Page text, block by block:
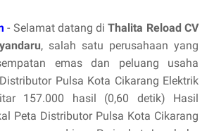
- Selamat datang diThalita Reload CV
, salah satu perusahaan yang
emas dan peluang usaha
Pulsa Kota Cikarang Elektrik
157.000 hasil (0,60 detik) Hasil
Peta Distributor Pulsa Kota Cikarang